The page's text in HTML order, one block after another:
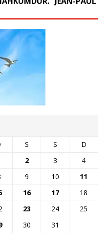
S S
D
2 3
4
9 10
11
16 17
18
23 24
25
30 31